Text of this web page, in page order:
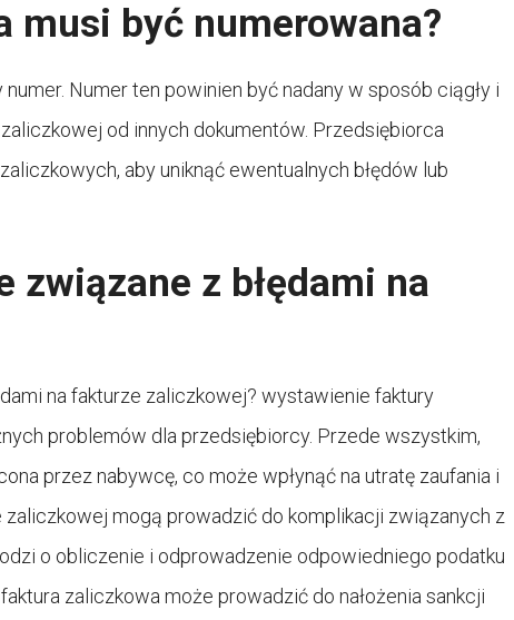
musi być numerowana?
Numer ten powinien być nadany w sposób ciągły i
od innych dokumentów. Przedsiębiorca
aby uniknąć ewentualnych błędów lub
związane z błędami na
na fakturze zaliczkowej? wystawienie faktury
problemów dla przedsiębiorcy. Przede wszystkim,
przez nabywcę, co może wpłynąć na utratę zaufania i
zaliczkowej mogą prowadzić do komplikacji związanych z
o obliczenie i odprowadzenie odpowiedniego podatku
zaliczkowa może prowadzić do nałożenia sankcji